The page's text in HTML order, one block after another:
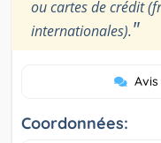
ou cartes de crédit
internationales)."
Avis
Coordonnées: